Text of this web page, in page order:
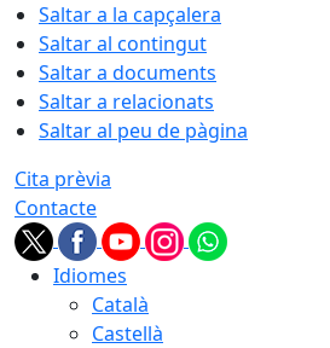
Saltar a la capçalera
Saltar al contingut
Saltar a documents
Saltar a relacionats
Saltar al peu de pàgina
Cita prèvia
Contacte
Idiomes
Català
Castellà